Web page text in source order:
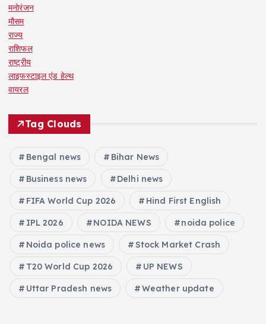
मनोरंजन
मौसम
राज्य
राशिफल
राष्ट्रीय
लाइफस्टाइल एंड हेल्थ
वायरल
Tag Clouds
Bengal news Bihar News
Business news Delhi news
FIFA World Cup 2026 Hind First English
IPL 2026 NOIDA NEWS noida police
Noida police news Stock Market Crash
T20 World Cup 2026 UP NEWS
Uttar Pradesh news Weather update